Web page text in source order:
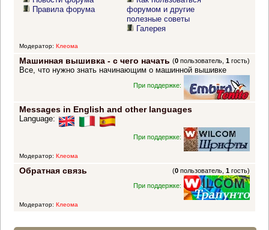
Правила форума
форумом и другие
полезные советы
Галерея
Модератор: Клеома
Машинная вышивка - с чего начать (0 пользователь,1 гость)
Все, что нужно знать начинающим о машинной вышивке
При поддержке:
Messages in English and other languages
Language:
При поддержке:
Модератор: Клеома
Обратная связь (0 пользователь,1 гость)
При поддержке:
Модератор: Клеома